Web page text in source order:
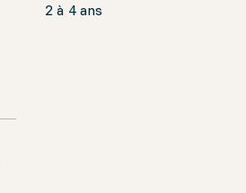
2 à 4 ans